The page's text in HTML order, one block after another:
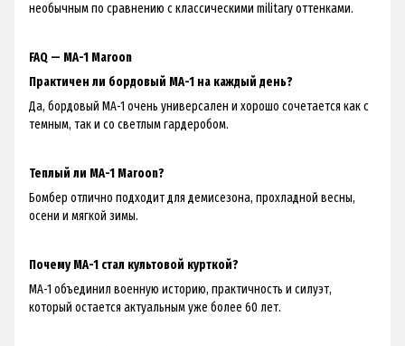
необычным по сравнению с классическими military оттенками.
FAQ — MA-1 Maroon
Практичен ли бордовый MA-1 на каждый день?
Да, бордовый MA-1 очень универсален и хорошо сочетается как с
темным, так и со светлым гардеробом.
Теплый ли MA-1 Maroon?
Бомбер отлично подходит для демисезона, прохладной весны,
осени и мягкой зимы.
Почему MA-1 стал культовой курткой?
MA-1 объединил военную историю, практичность и силуэт,
который остается актуальным уже более 60 лет.